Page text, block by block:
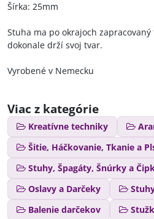
Šírka: 25mm
Stuha ma po okrajoch
dokonale drží svoj tvar.
Vyrobené v Nemecku
Viac z kategórie
Kreatívne techniky
Šitie, Háčkovanie, Tkanie a
Stuhy, Špagáty, Šnúrky a
Oslavy a Darčeky
Balenie darčekov